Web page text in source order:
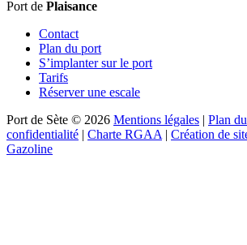
Port de Plaisance
Contact
Plan du port
S’implanter sur le port
Tarifs
Réserver une escale
Port de Sète © 2026 Mentions légales | Plan
confidentialité | Charte RGAA | Création de
Gazoline